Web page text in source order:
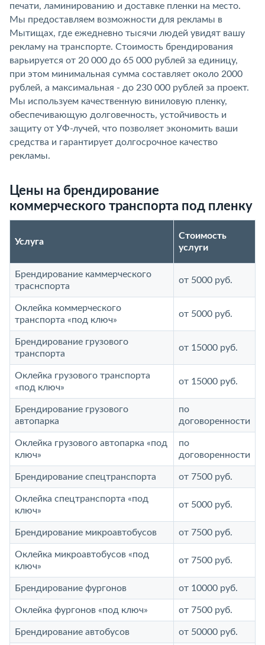
печати, ламинированию и доставке пленки на место.
Мы предоставляем возможности для рекламы в
Мытищах, где ежедневно тысячи людей увидят вашу
рекламу на транспорте. Стоимость брендирования
варьируется от 20 000 до 65 000 рублей за единицу,
при этом минимальная сумма составляет около 2000
рублей, а максимальная - до 230 000 рублей за проект.
Мы используем качественную виниловую пленку,
обеспечивающую долговечность, устойчивость и
защиту от УФ-лучей, что позволяет экономить ваши
средства и гарантирует долгосрочное качество
рекламы.
Цены на брендирование
коммерческого транспорта под пленку
Услуга
Стоимость
услуги
Брендирование каммерческого
траснспорта
от 5000 руб.
Оклейка коммерческого
транспорта «под ключ»
от 5000 руб.
Брендирование грузового
транспорта
от 15000 руб.
Оклейка грузового транспорта
«под ключ»
от 15000 руб.
Брендирование грузового
автопарка
по
договоренности
Оклейка грузового автопарка «под
ключ»
по
договоренности
Брендирование спецтранспорта от 7500 руб.
Оклейка спецтранспорта «под
ключ»
от 5000 руб.
Брендирование микроавтобусов от 7500 руб.
Оклейка микроавтобусов «под
ключ»
от 7500 руб.
Брендирование фургонов от 10000 руб.
Оклейка фургонов «под ключ» от 7500 руб.
Брендирование автобусов от 50000 руб.